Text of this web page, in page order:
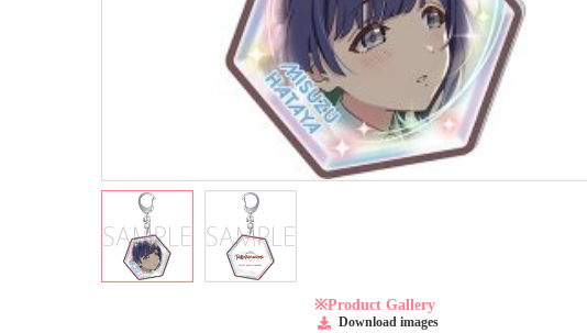
※Product Gallery
Download images